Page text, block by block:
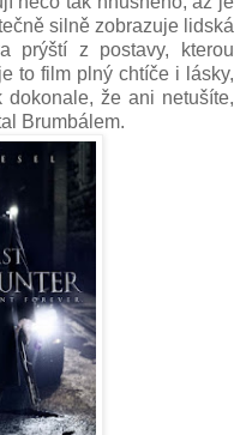
silně zobrazuje lidská
prýští z postavy, kterou
to film plný chtíče i lásky,
že ani netušíte,
Brumbálem.